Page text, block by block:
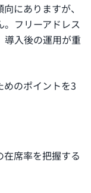
にありますが、
フリーアドレス
導入後の運用が重
のポイントを3
席率を把握する